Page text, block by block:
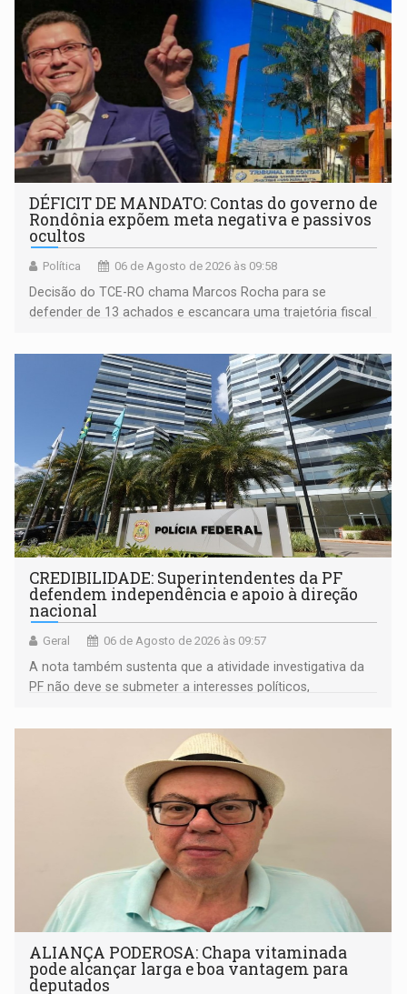
DÉFICIT DE MANDATO: Contas do governo de
Rondônia expõem meta negativa e passivos
ocultos
Política 06 de Agosto de 2026 às 09:58
Decisão do TCE-RO chama Marcos Rocha para se
defender de 13 achados e escancara uma trajetória fiscal
mandato
CREDIBILIDADE: Superintendentes da PF
defendem independência e apoio à direção
nacional
Geral 06 de Agosto de 2026 às 09:57
A nota também sustenta que a atividade investigativa da
PF não deve se submeter a interesses políticos,
ALIANÇA PODEROSA: Chapa vitaminada
pode alcançar larga e boa vantagem para
deputados